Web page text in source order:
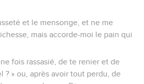
et le mensonge, et ne me
mais accorde-moi le pain qui
fois rassasié, de te renier et de
? » ou, après avoir tout perdu, de